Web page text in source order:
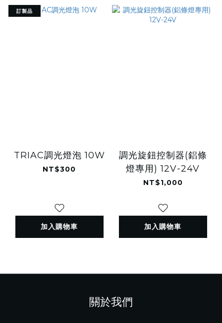
訂製品
TRIAC調光燈泡 10W
NT$300
加入購物車
調光旋鈕控制器(鋁條
燈專用) 12V-24V
NT$1,000
加入購物車
關於我們